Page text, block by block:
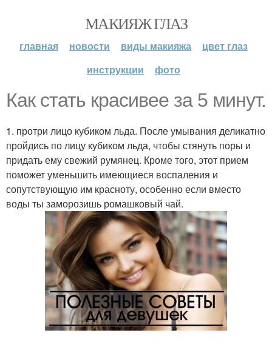
МАКИЯЖ ГЛАЗ
главная новости виды макияжа
цвет глаз
инструкции
фото
Как стать красивее за 5 минут.
1. протри лицо кубиком льда. После умывания деликатно
пройдись по лицу кубиком льда, чтобы стянуть поры и
придать ему свежий румянец. Кроме того, этот прием
поможет уменьшить имеющиеся воспаления и
сопутствующую им красноту, особенно если вместо
воды ты заморозишь ромашковый чай.